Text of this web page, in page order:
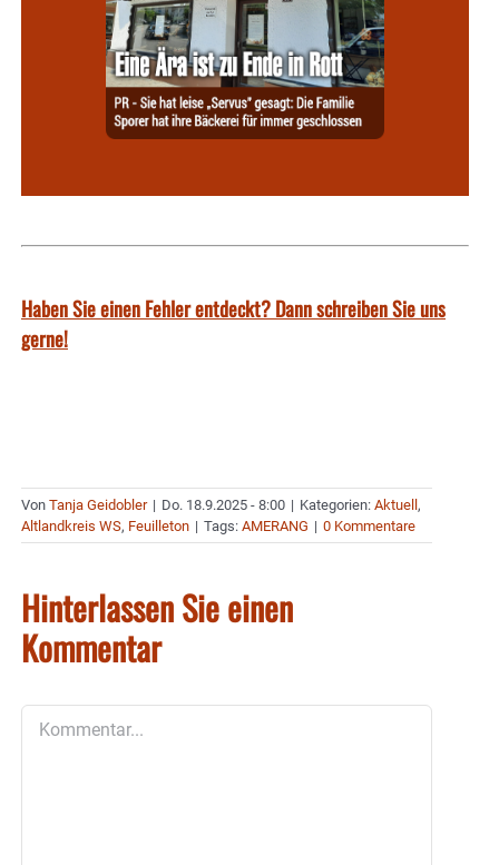
Haben Sie einen Fehler entdeckt? Dann schreiben Sie uns
gerne!
Von Tanja Geidobler | Do. 18.9.2025 - 8:00 | Kategorien: Aktuell,
Altlandkreis WS, Feuilleton | Tags: AMERANG | 0 Kommentare
Hinterlassen Sie einen
Kommentar